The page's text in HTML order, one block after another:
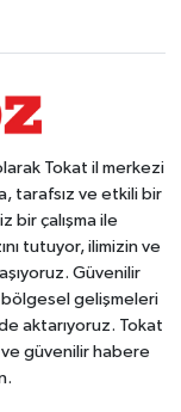
Tokat il merkezi
tarafsız ve etkili bir
bir çalışma ile
tutuyor, ilimizin ve
Güvenilir
gelişmeleri
aktarıyoruz. Tokat
güvenilir habere